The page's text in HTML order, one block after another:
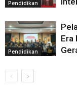
Pendidikan
Pendidikan
Era